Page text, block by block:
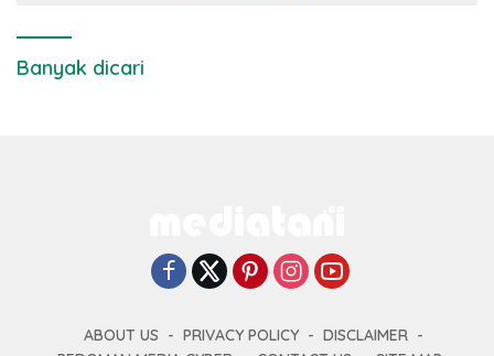
Banyak dicari
ABOUT US PRIVACY POLICY
DISCLAIMER